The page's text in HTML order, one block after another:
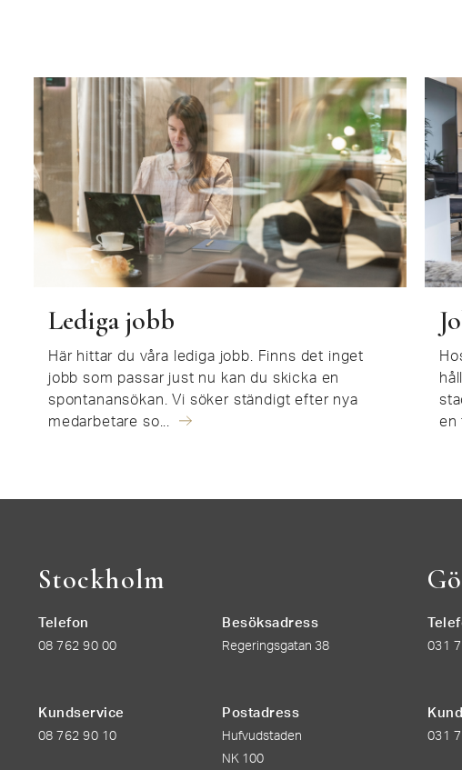
Lediga jobb
Här hittar du våra lediga jobb. Finns det inget
jobb som passar just nu kan du skicka en
spontanansökan. Vi söker ständigt efter nya
medarbetare so...
en
Stockholm
Telefon
08 762 90 00
Besöksadress
Regeringsgatan 38 031
Kundservice
08 762 90 10
Postadress
Hufvudstaden
NK 100
031